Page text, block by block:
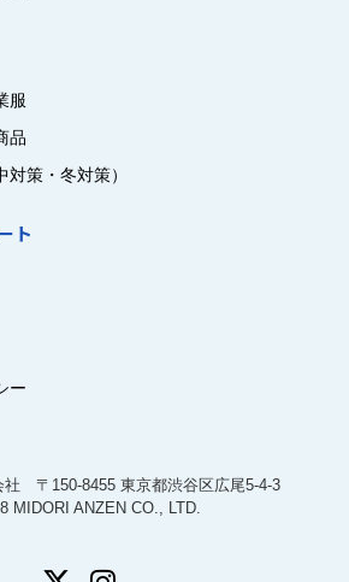
服
品
策・冬対策）
ト
ー
社 〒150-8455 東京都渋谷区広尾5-4-3
MIDORI ANZEN CO., LTD.